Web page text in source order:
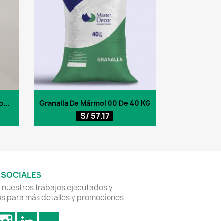
Vista rápida
Granalla De Mármol 00 De 40 KG
S/ 57.17
SOCIALES
nuestros trabajos ejecutados y
para más detalles y promociones
Instagram